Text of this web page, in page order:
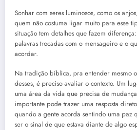
Sonhar com seres luminosos, como os
quem não costuma ligar muito para esse
situação tem detalhes que fazem
palavras trocadas com o mensageiro e o
acordar.
Na tradição bíblica, pra entender mesmo
desses, é preciso avaliar o contexto. Um
uma área da vida que precisa de
importante pode trazer uma resposta
quando a gente acorda sentindo uma paz
ser o sinal de que estava diante de algo